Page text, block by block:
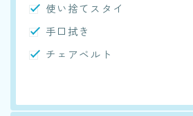
使い捨てスタイ
手口拭き
チェアベルト